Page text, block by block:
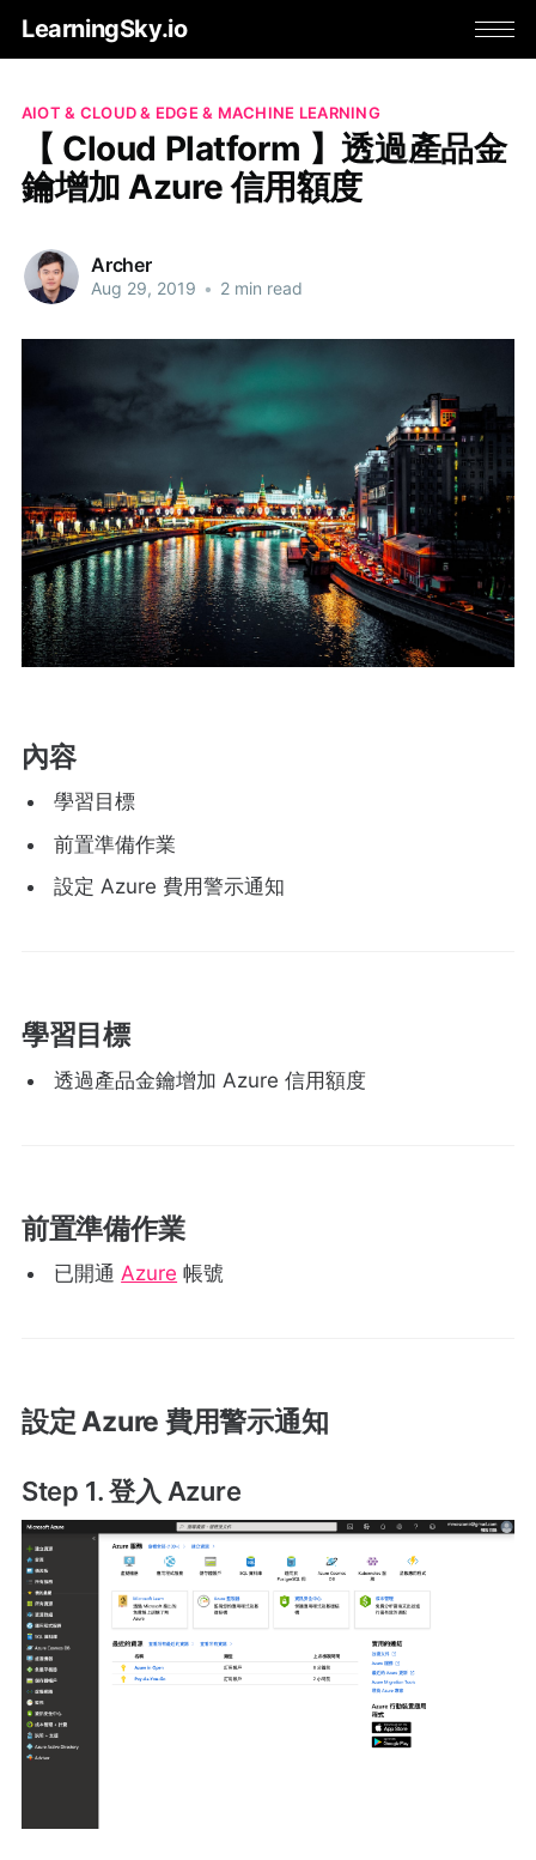
LearningSky.io
AIOT & CLOUD & EDGE & MACHINE LEARNING
【 Cloud Platform 】透過產品金
鑰增加 Azure 信用額度
Archer
Aug 29, 2019 • 2 min read
內容
學習目標
前置準備作業
設定 Azure 費用警示通知
學習目標
透過產品金鑰增加 Azure 信用額度
前置準備作業
已開通Azure 帳號
設定 Azure 費用警示通知
Step 1. 登入 Azure